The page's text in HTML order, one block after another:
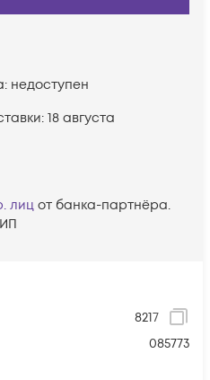
8217
085773
недоступен
18 августа
лиц от банка-партнёра.